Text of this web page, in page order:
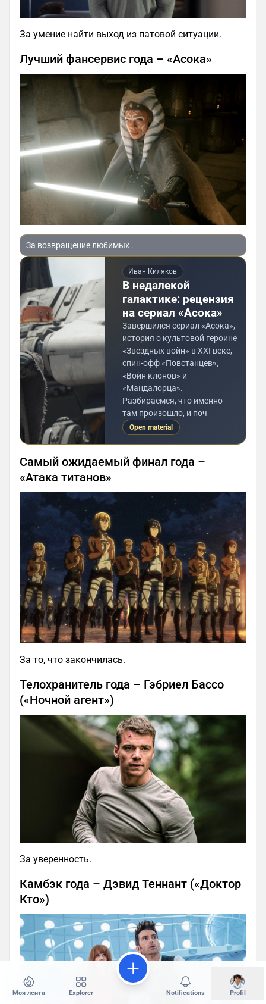
За умение найти выход из патовой ситуации.
Лучший фансервис года – «Асока»
За возвращение любимых .
Иван Киляков
В недалекой
галактике: рецензия
на сериал «Асока»
Завершился сериал «Асока»,
история о культовой героине
«Звездных войн» в XXI веке,
спин-офф «Повстанцев»,
«Войн клонов» и
«Мандалорца».
Разбираемся, что именно
там произошло, и поч
Open material
Самый ожидаемый финал года –
«Атака титанов»
За то, что закончилась.
Телохранитель года – Гэбриел Бассо
(«Ночной агент»)
За уверенность.
Камбэк года – Дэвид Теннант («Доктор
Кто»)
Моя лента Explorer Notifications Profil